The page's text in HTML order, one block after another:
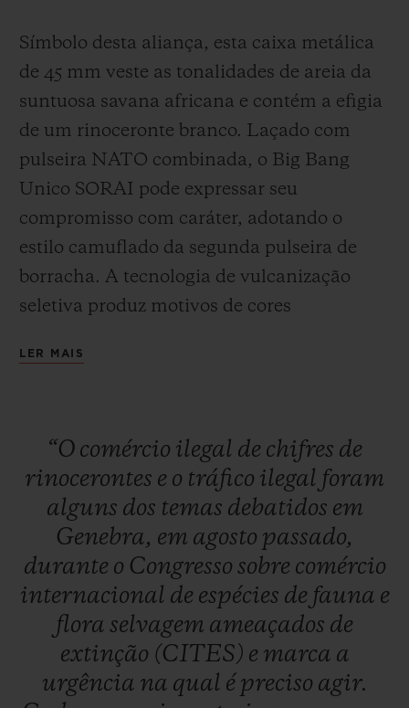
Símbolo desta aliança, esta caixa metálica
de 45 mm veste as tonalidades de areia da
suntuosa savana africana e contém a efigia
de um rinoceronte branco. Laçado com
pulseira NATO combinada, o Big Bang
Unico SORAI pode expressar seu
compromisso com caráter, adotando o
estilo camuflado da segunda pulseira de
borracha. A tecnologia de vulcanização
seletiva produz motivos de cores
com desvio de dez milésimos de milímetros,
LER MAIS
“O comércio ilegal de chifres de
rinocerontes e o tráfico ilegal foram
alguns dos temas debatidos em
Genebra, em agosto passado,
durante o Congresso sobre comércio
internacional de espécies de fauna e
flora selvagem ameaçados de
extinção (CITES) e marca a
urgência na qual é preciso agir.